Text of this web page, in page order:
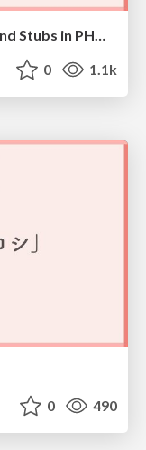
Harnessing the Power of Mocks and Stubs in PHPUnit / #laravellivejp
0 1.1k
0 490